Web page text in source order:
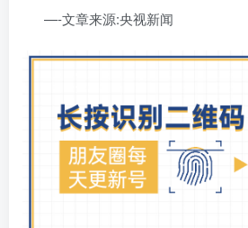
—-文章来源:央视新闻